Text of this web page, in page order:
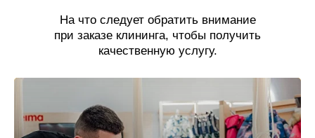
На что следует обратить внимание
при заказе клининга, чтобы получить
качественную услугу.